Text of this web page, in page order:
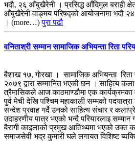
भदाै, २६ आँबुखैरेनी । प्रसिद्ध आँदिमुल बराही
आँबुखैरेनी वाङ्मय परिषद्को आयोजनामा भदौ
। (more…)पुरा पढौ
वनिताश्री सम्मान सामाजिक अभियन्ता रिता
बैशाख १७, गाेरखा । सामाजिक अभियन्ता रिता
२०७९ द्वारा सम्मानित भएकी छन । साहित्य
त्रैमासिकले आज काठमाण्डौमा एक कार्यक्रमका
पुर्व मेची देखि पश्चिम महाकाली सम्मको
सन्देश प्रवाह गर्दै उनको साहित्य संचार र
उदाहरणीय पात्र भएको भन्दै परियारलाइ सम्मान
बैरागी काइलाको प्रमुख आतिथ्यमा भएको उक्त
समाजसेवी भद्र कुमारी घले लगायत विशिष्ट